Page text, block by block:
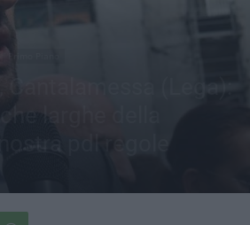
Cantalamessa (Lega):
pdl regole